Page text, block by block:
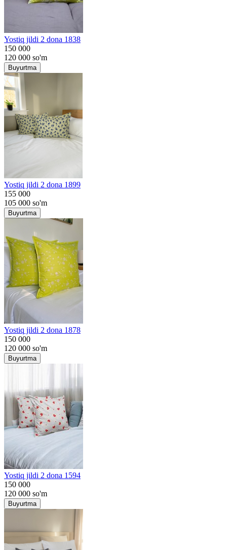
Yostiq jildi 2 dona 1838
150 000
120 000 so'm
Buyurtma
Yostiq jildi 2 dona 1899
155 000
105 000 so'm
Buyurtma
Yostiq jildi 2 dona 1878
150 000
120 000 so'm
Buyurtma
Yostiq jildi 2 dona 1594
150 000
120 000 so'm
Buyurtma